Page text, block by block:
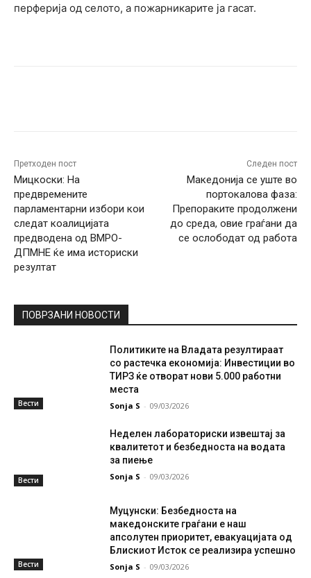
перферија од селото, а пожарникарите ја гасат.
Претходен пост
Мицкоски: На
предвремените
парламентарни избори кои
следат коалицијата
предводена од ВМРО-
ДПМНЕ ќе има историски
резултат
Следен пост
Македонија се уште во
портокалова фаза:
Препораките продолжени
до среда, овие граѓани да
се ослободат од работа
ПОВРЗАНИ НОВОСТИ
Вести
Политиките на Владата резултираат
со растечка економија: Инвестиции во
ТИРЗ ќе отворат нови 5.000 работни
места
Sonja S - 09/03/2026
Вести
Неделен лабораториски извештај за
квалитетот и безбедноста на водата
за пиење
Sonja S - 09/03/2026
Вести
Муцунски: Безбедноста на
македонските граѓани е наш
апсолутен приоритет, евакуацијата од
Блискиот Исток се реализира успешно
Sonja S - 09/03/2026